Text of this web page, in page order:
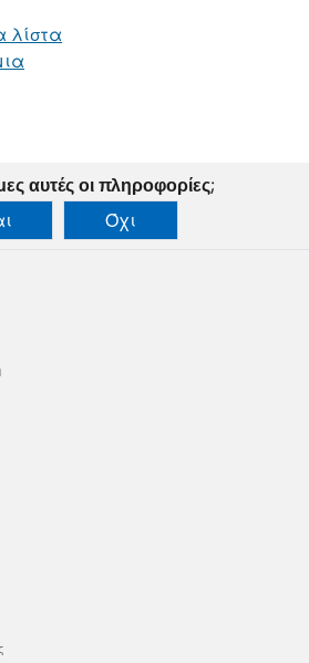
λίστα
αυτές οι πληροφορίες;
Όχι